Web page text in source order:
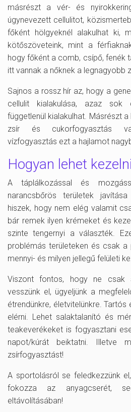
másrészt a vér- és
úgynevezett cellulitot,
főként hölgyeknél alakulhat ki,
kötőszöveteink, mint a
hogy főként a comb, csípő, fenék
itt vannak a nőknek a legnagyobb
Sajnos a rossz hír az, hogy a
cellulit kialakulása, azaz sok
függetlenül kialakulhat. Másrészt
zsír és cukorfogyasztás
vízfogyasztás ezt a hajlamot
Hogyan lehet
A táplálkozással és
narancsbőrös területek
hiszek, hogy nem elég valamit
bár remek ilyen krémeket és
szinte tengernyi a választék.
problémás területeken és csak
mennyi- és milyen jellegű felületi
Viszont fontos, hogy ne csak
vesszünk el, ügyeljünk a
étrendünkre, életvitelünkre.
elérni. Lehet salaktalanító és
teakeverékeket is fogyasztani
napot/kúrát beiktatni. Illetve
zsírfogyasztást!
A sportolásról se feledkezzünk
fokozza az anyagcserét,
eltávolításában!